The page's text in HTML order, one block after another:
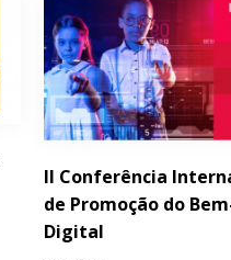
II Conferência
de Promoção do
Digital